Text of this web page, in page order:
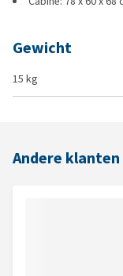
Gewicht
15 kg
Andere